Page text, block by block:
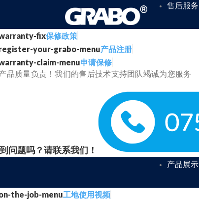
售后服务
保修政策
产品注册
申请保修
品质量负责！我们的售后技术支持团队竭诚为您服务
问题吗？请联系我们！
产品展示
工地使用视频